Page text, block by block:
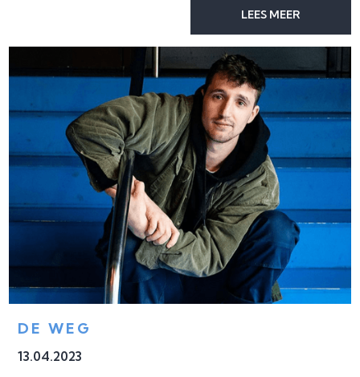
LEES MEER
DE WEG
13.04.2023